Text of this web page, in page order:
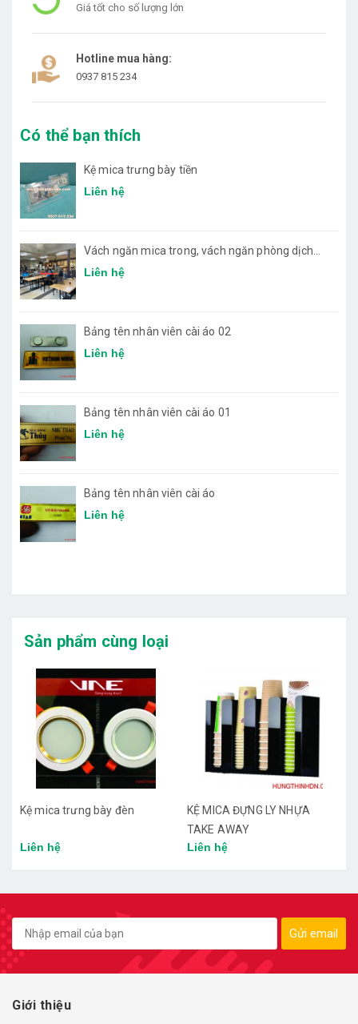
Giá tốt cho số lượng lớn
Hotline mua hàng:
0937 815 234
Có thể bạn thích
Kệ mica trưng bày tiền
Liên hệ
Vách ngăn mica trong, vách ngăn phòng dịch
bệnh
Liên hệ
Bảng tên nhân viên cài áo 02
Liên hệ
Bảng tên nhân viên cài áo 01
Liên hệ
Bảng tên nhân viên cài áo
Liên hệ
Sản phẩm cùng loại
Kệ mica trưng bày đèn
Liên hệ
KỆ MICA ĐỰNG LY NHỰA
TAKE AWAY
Liên hệ
Gửi email
Giới thiệu